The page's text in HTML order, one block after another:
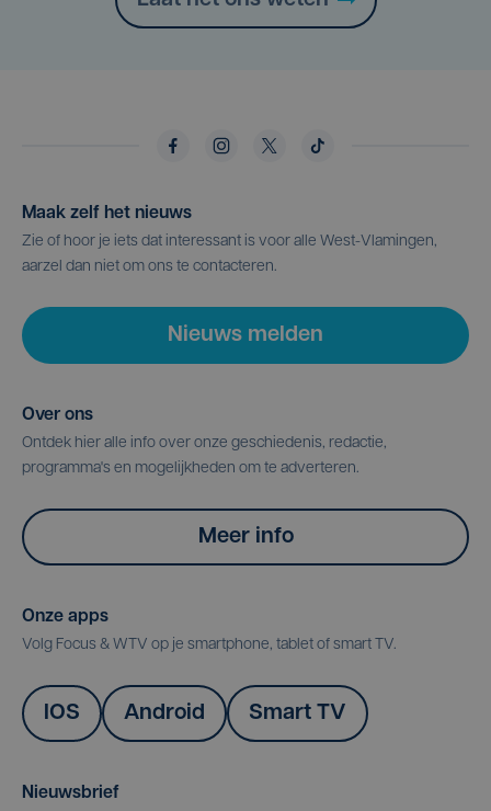
Maak zelf het nieuws
Zie of hoor je iets dat interessant is voor alle West-Vlamingen,
aarzel dan niet om ons te contacteren.
Nieuws melden
Over ons
Ontdek hier alle info over onze geschiedenis, redactie,
programma's en mogelijkheden om te adverteren.
Meer info
Onze apps
Volg Focus & WTV op je smartphone, tablet of smart TV.
IOS Android Smart TV
Nieuwsbrief